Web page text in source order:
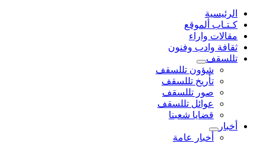
الرئيسية
كـتـاب ألموقع
مقالات واراء
ثقافة وادب وفنون
تللسقف
شؤون تللسقف
تأريخ تللسقف
صور تللسقف
عوائل تللسقف
قضايا شعبنا
أخبار
أخبار عامة